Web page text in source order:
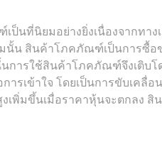
ป็นที่นิยมอย่างยิ่งเนื่องจากท
นั้น สินค้าโภคภัณฑ์เป็นการซื้อ
นการใช้สินค้าโภคภัณฑ์จึงเติบ
การเข้าใจ โดยเป็นการขับเ
งเพิ่มขึ้นเมื่อราคาหุ้นจะตกล